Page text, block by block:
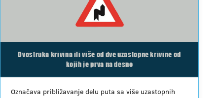
Dvostruka krivina ili više od dve uzastopne krivine od
kojih je prva na desno
Označava približavanje delu puta sa više uzastopnih